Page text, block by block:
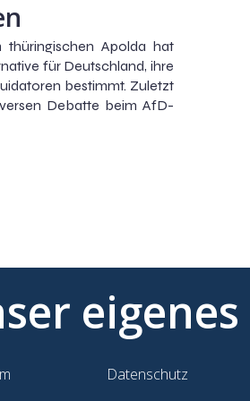
thüringischen Apolda hat
für Deutschland, ihre
bestimmt. Zuletzt
Debatte beim AfD-
eigenes
Datenschutz